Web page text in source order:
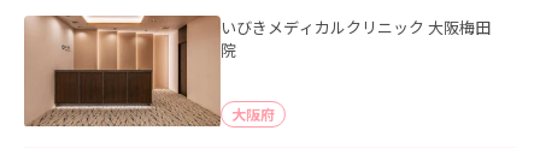
いびきメディカルクリニック 大阪梅田
院
大阪府